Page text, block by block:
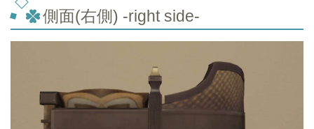
側面(右側) -right side-